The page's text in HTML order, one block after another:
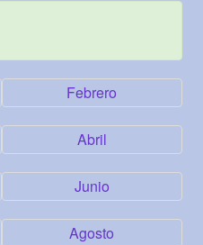
Febrero
Abril
Junio
Agosto